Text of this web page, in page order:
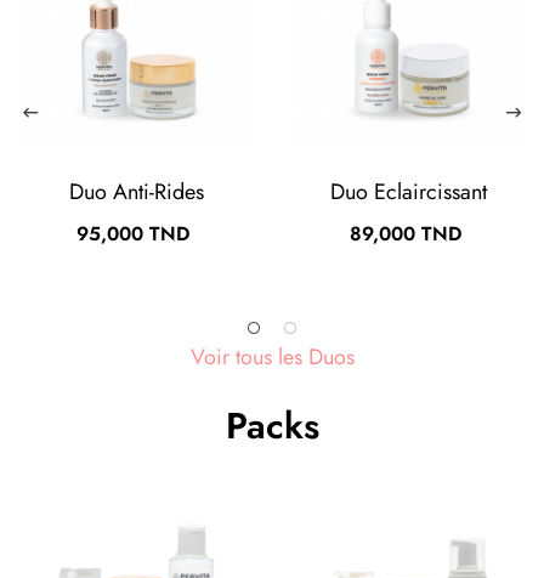
Anti-Rides
TND
Duo Eclaircissant
89,000 TND
Voir tous les Duos
Packs